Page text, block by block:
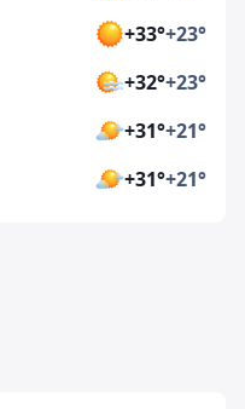
+33°+23°
+32°+23°
+31°+21°
+31°+21°